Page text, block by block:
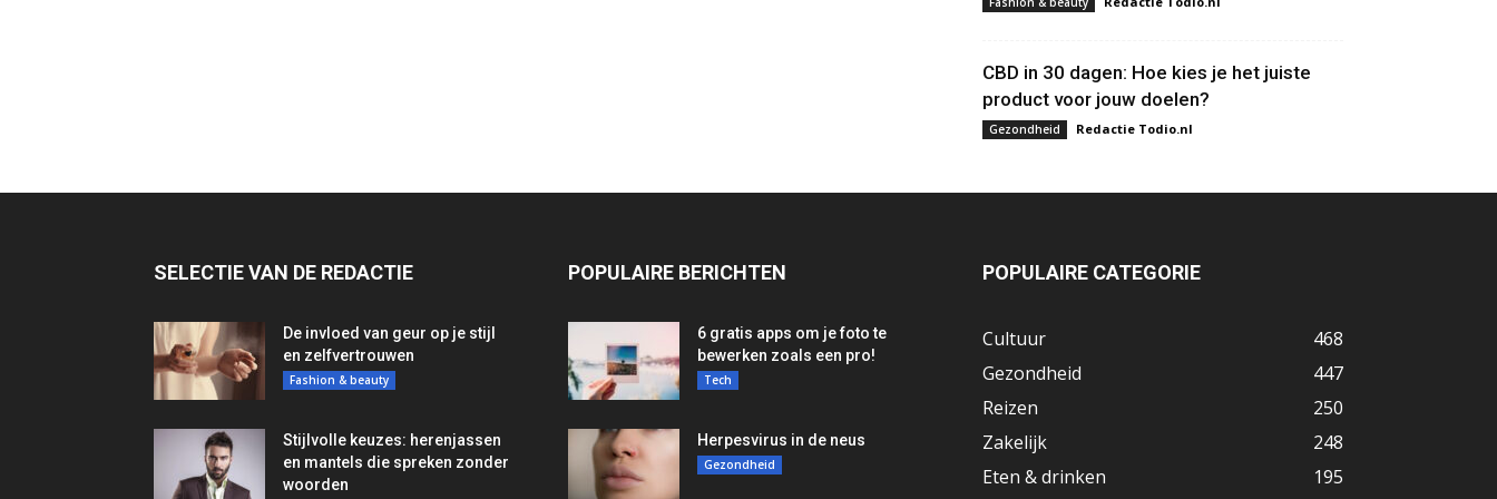
CBD in 30 dagen: Hoe kies je het juiste
product voor jouw doelen?
Gezondheid Redactie Todio.nl
SELECTIE VAN DE REDACTIE
De invloed van geur op je stijl
en zelfvertrouwen
Fashion & beauty
Stijlvolle keuzes: herenjassen
en mantels die spreken zonder
woorden
POPULAIRE BERICHTEN
6 gratis apps om je foto te
bewerken zoals een pro!
Tech
Herpesvirus in de neus
Gezondheid
POPULAIRE CATEGORIE
Cultuur
468
Gezondheid
447
Reizen
250
Zakelijk
248
Eten & drinken
195